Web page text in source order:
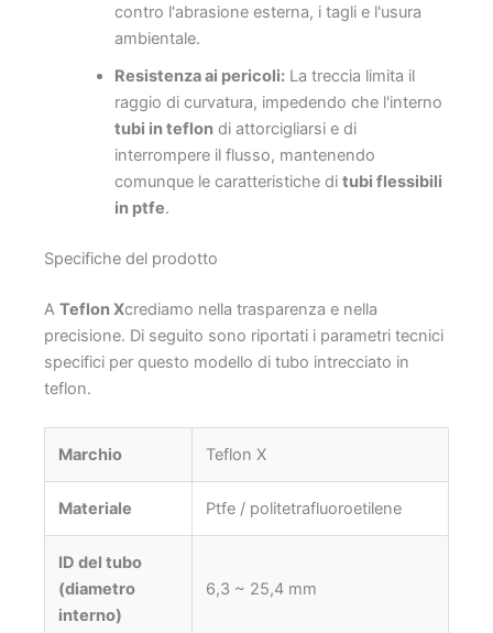
contro l'abrasione esterna, i tagli e l'usura
ambientale.
Resistenza ai pericoli:La treccia limita il
raggio di curvatura, impedendo che l'interno
tubi in teflondi attorcigliarsi e di
interrompere il flusso, mantenendo
comunque le caratteristiche di tubi flessibili
in ptfe.
Specifiche del prodotto
A Teflon Xcrediamo nella trasparenza e nella
precisione. Di seguito sono riportati i parametri tecnici
specifici per questo modello di tubo intrecciato in
teflon.
Marchio Teflon X
Materiale Ptfe / politetrafluoroetilene
ID del tubo
(diametro
interno)
6,3 ~ 25,4 mm